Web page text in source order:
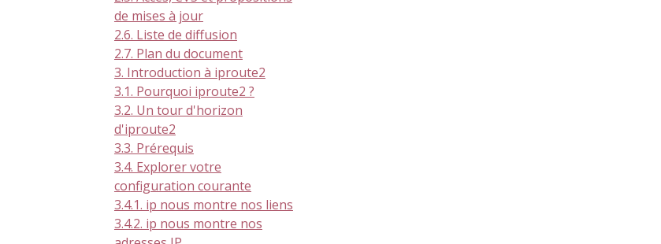
de mises à jour
2.6. Liste de diffusion
2.7. Plan du document
3. Introduction à iproute2
3.1. Pourquoi iproute2 ?
3.2. Un tour d'horizon
d'iproute2
3.3. Prérequis
3.4. Explorer votre
configuration courante
3.4.1. ip nous montre nos liens
3.4.2. ip nous montre nos